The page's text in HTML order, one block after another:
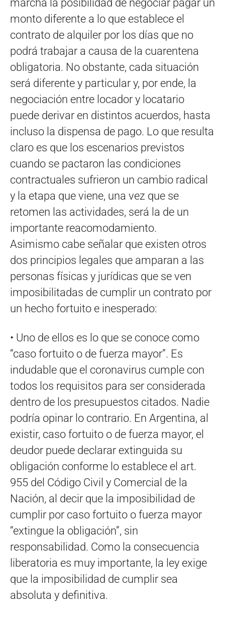
marcha la posibilidad de negociar pagar un
monto diferente a lo que establece el
contrato de alquiler por los días que no
podrá trabajar a causa de la cuarentena
obligatoria. No obstante, cada situación
será diferente y particular y, por ende, la
negociación entre locador y locatario
puede derivar en distintos acuerdos, hasta
incluso la dispensa de pago. Lo que resulta
claro es que los escenarios previstos
cuando se pactaron las condiciones
contractuales sufrieron un cambio radical
y la etapa que viene, una vez que se
retomen las actividades, será la de un
importante reacomodamiento.
Asimismo cabe señalar que existen otros
dos principios legales que amparan a las
personas físicas y jurídicas que se ven
imposibilitadas de cumplir un contrato por
un hecho fortuito e inesperado:
• Uno de ellos es lo que se conoce como
“caso fortuito o de fuerza mayor”. Es
indudable que el coronavirus cumple con
todos los requisitos para ser considerada
dentro de los presupuestos citados. Nadie
podría opinar lo contrario. En Argentina, al
existir, caso fortuito o de fuerza mayor, el
deudor puede declarar extinguida su
obligación conforme lo establece el art.
955 del Código Civil y Comercial de la
Nación, al decir que la imposibilidad de
cumplir por caso fortuito o fuerza mayor
“extingue la obligación”, sin
responsabilidad. Como la consecuencia
liberatoria es muy importante, la ley exige
que la imposibilidad de cumplir sea
absoluta y definitiva.